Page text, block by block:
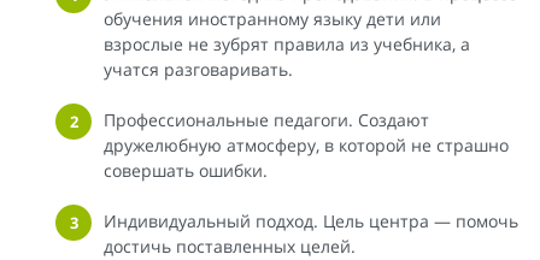
обучения иностранному языку дети или
взрослые не зубрят правила из учебника, а
учатся разговаривать.
Профессиональные педагоги. Создают
дружелюбную атмосферу, в которой не страшно
совершать ошибки.
Индивидуальный подход. Цель центра — помочь
достичь поставленных целей.